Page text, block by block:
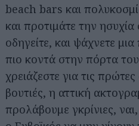
beach bars και
και προτιμάτε την
οδηγείτε, και ψάχνετε
πιο κοντά στην πόρτα του
χρειάζεστε για τις
βουτιές, η αττική
προλάβουμε γκρίνιες,